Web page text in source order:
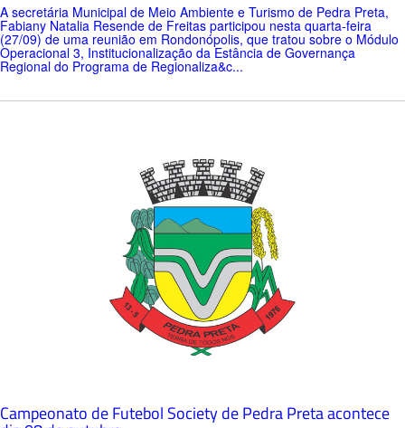
A secretária Municipal de Meio Ambiente e Turismo de Pedra Preta,
Fabiany Natalia Resende de Freitas participou nesta quarta-feira
(27/09) de uma reunião em Rondonópolis, que tratou sobre o Módulo
Operacional 3, Institucionalização da Estância de Governança
Regional do Programa de Regionaliza&c...
Campeonato de Futebol Society de Pedra Preta acontece